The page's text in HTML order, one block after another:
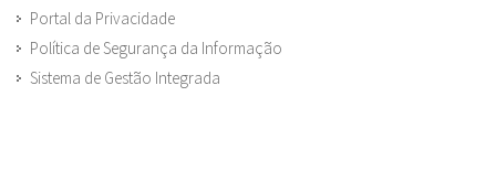
Portal da Privacidade
Política de Segurança da Informação
Sistema de Gestão Integrada